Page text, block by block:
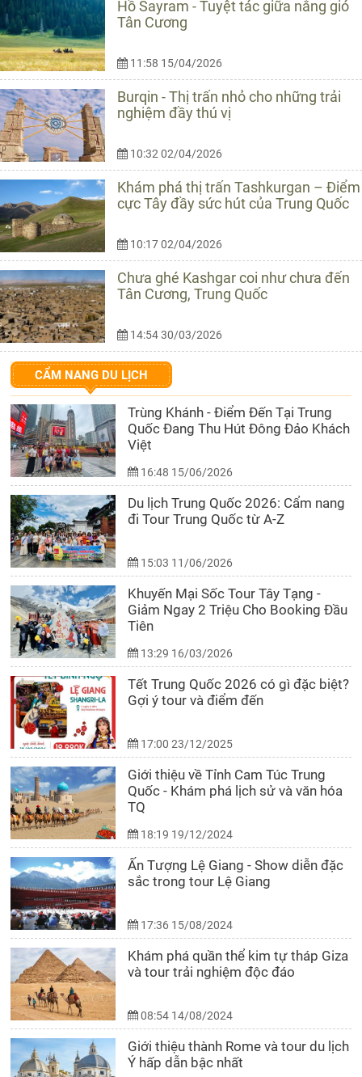
Hồ Sayram - Tuyệt tác giữa nắng gió
Tân Cương
11:58 15/04/2026
Burqin - Thị trấn nhỏ cho những trải
nghiệm đầy thú vị
10:32 02/04/2026
Khám phá thị trấn Tashkurgan – Điểm
cực Tây đầy sức hút của Trung Quốc
10:17 02/04/2026
Chưa ghé Kashgar coi như chưa đến
Tân Cương, Trung Quốc
14:54 30/03/2026
CẨM NANG DU LỊCH
Trùng Khánh - Điểm Đến Tại Trung
Quốc Đang Thu Hút Đông Đảo Khách
Việt
16:48 15/06/2026
Du lịch Trung Quốc 2026: Cẩm nang
đi Tour Trung Quốc từ A-Z
15:03 11/06/2026
Khuyến Mại Sốc Tour Tây Tạng -
Giảm Ngay 2 Triệu Cho Booking Đầu
Tiên
13:29 16/03/2026
Tết Trung Quốc 2026 có gì đặc biệt?
Gợi ý tour và điểm đến
17:00 23/12/2025
Giới thiệu về Tỉnh Cam Túc Trung
Quốc - Khám phá lịch sử và văn hóa
TQ
18:19 19/12/2024
Ấn Tượng Lệ Giang - Show diễn đặc
sắc trong tour Lệ Giang
17:36 15/08/2024
Khám phá quần thể kim tự tháp Giza
và tour trải nghiệm độc đáo
08:54 14/08/2024
Giới thiệu thành Rome và tour du lịch
Ý hấp dẫn bậc nhất